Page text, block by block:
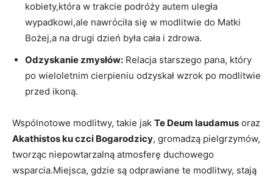
kobiety,która w trakcie podróży autem uległa
wypadkowi,ale nawróciła się w modlitwie do Matki
Bożej,a na drugi dzień była cała i zdrowa.
Odzyskanie zmysłów: Relacja starszego pana, który
po wieloletnim cierpieniu odzyskał wzrok po modlitwie
przed ikoną.
Wspólnotowe modlitwy, takie jak Te Deum laudamus oraz
Akathistos ku czci Bogarodzicy, gromadzą pielgrzymów,
tworząc niepowtarzalną atmosferę duchowego
wsparcia.Miejsca, gdzie są odprawiane te modlitwy, stają